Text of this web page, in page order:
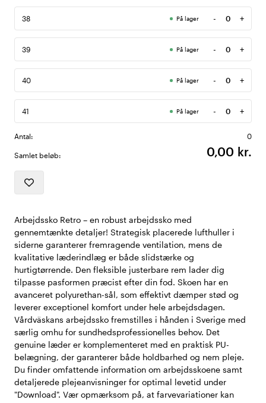
38 På lager -
Antal
+
39 På lager -
Antal
+
40 På lager -
Antal
+
41 På lager -
Antal
+
Antal: 0
Samlet beløb: 0,00 kr.
Arbejdssko Retro – en robust arbejdssko med
gennemtænkte detaljer! Strategisk placerede lufthuller i
siderne garanterer fremragende ventilation, mens de
kvalitative læderindlæg er både slidstærke og
hurtigtørrende. Den fleksible justerbare rem lader dig
tilpasse pasformen præcist efter din fod. Skoen har en
avanceret polyurethan-sål, som effektivt dæmper stød og
leverer exceptionel komfort under hele arbejdsdagen.
Vårdväskans arbejdssko fremstilles i hånden i Sverige med
særlig omhu for sundhedsprofessionelles behov. Det
genuine læder er komplementeret med en praktisk PU-
belægning, der garanterer både holdbarhed og nem pleje.
Du finder omfattende information om arbejdsskoene samt
detaljerede plejeanvisninger for optimal levetid under
"Download". Vær opmærksom på, at farvevariationer kan